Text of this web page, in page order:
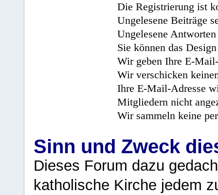
Die Registrierung ist
Ungelesene Beiträge
Ungelesene
Sie können das
Wir geben Ihre E-
Wir verschicken
Ihre E-Mail-Adresse
Mitgliedern nicht
Wir sammeln keine
Sinn und Zweck
Dieses Forum dazu
katholische Kirche jedem